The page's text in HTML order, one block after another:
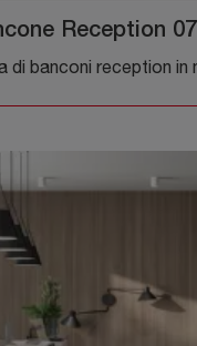
Reception